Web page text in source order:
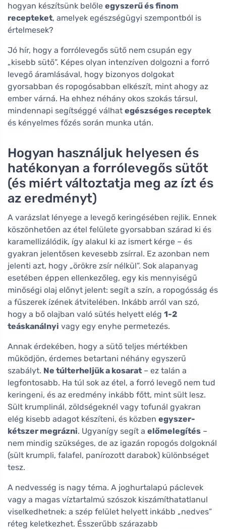
hogyan készítsünk belőle egyszerű és finom
recepteket, amelyek egészségügyi szempontból is
értelmesek?
Jó hír, hogy a forrólevegős sütő nem csupán egy
„kisebb sütő”. Képes olyan intenzíven dolgozni a forró
levegő áramlásával, hogy bizonyos dolgokat
gyorsabban és ropogósabban elkészít, mint ahogy az
ember várná. Ha ehhez néhány okos szokás társul,
mindennapi segítséggé válhat egészséges receptek
és kényelmes főzés során munka után.
Hogyan használjuk helyesen és
hatékonyan a forrólevegős sütőt
(és miért változtatja meg az ízt és
az eredményt)
A varázslat lényege a levegő keringésében rejlik. Ennek
köszönhetően az étel felülete gyorsabban szárad ki és
karamellizálódik, így alakul ki az ismert kérge – és
gyakran jelentősen kevesebb zsírral. Ez azonban nem
jelenti azt, hogy „örökre zsír nélkül”. Sok alapanyag
esetében éppen ellenkezőleg, egy kis mennyiségű
minőségi olaj előnyt jelent: segít a szín, a ropogósság és
a fűszerek ízének átvitelében. Inkább arról van szó,
hogy a bő olajban való sütés helyett elég 1-2
teáskanálnyi vagy egy enyhe permetezés.
Annak érdekében, hogy a sütő teljes mértékben
működjön, érdemes betartani néhány egyszerű
szabályt. Ne túlterheljük a kosarat – ez talán a
legfontosabb. Ha túl sok az étel, a forró levegő nem tud
keringeni, és az eredmény inkább főtt, mint sült lesz.
Sült krumplinál, zöldségeknél vagy tofunál gyakran
elég kisebb adagot készíteni, és közben egyszer-
kétszer megrázni. Ugyanígy segít a előmelegítés –
nem mindig szükséges, de az igazán ropogós dolgoknál
(sült krumpli, falafel, panírozott darabok) különbséget
tesz.
A nedvesség is nagy téma. A joghurtalapú páclevek
vagy a magas víztartalmú szószok kiszámíthatatlanul
viselkedhetnek: a szép felület helyett inkább „nedves”
réteg keletkezhet. Ésszerűbb szárazabb